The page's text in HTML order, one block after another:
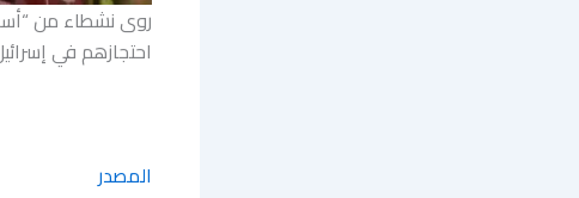
روى نشطاء من
احتجازهم في
المصدر